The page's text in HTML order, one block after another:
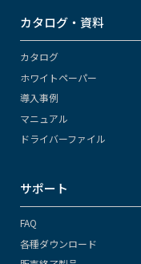
カタログ・資料
カタログ
ホワイトペーパー
導入事例
マニュアル
ドライバーファイル
サポート
FAQ
各種ダウンロード